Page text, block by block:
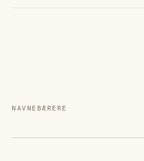
NAVNEBÆRERE